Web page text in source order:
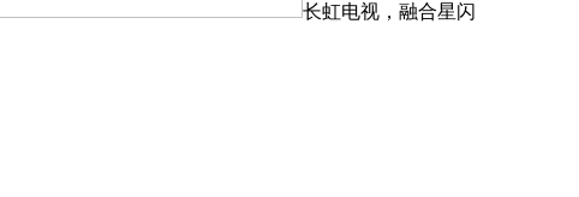
长虹电视，融合星闪